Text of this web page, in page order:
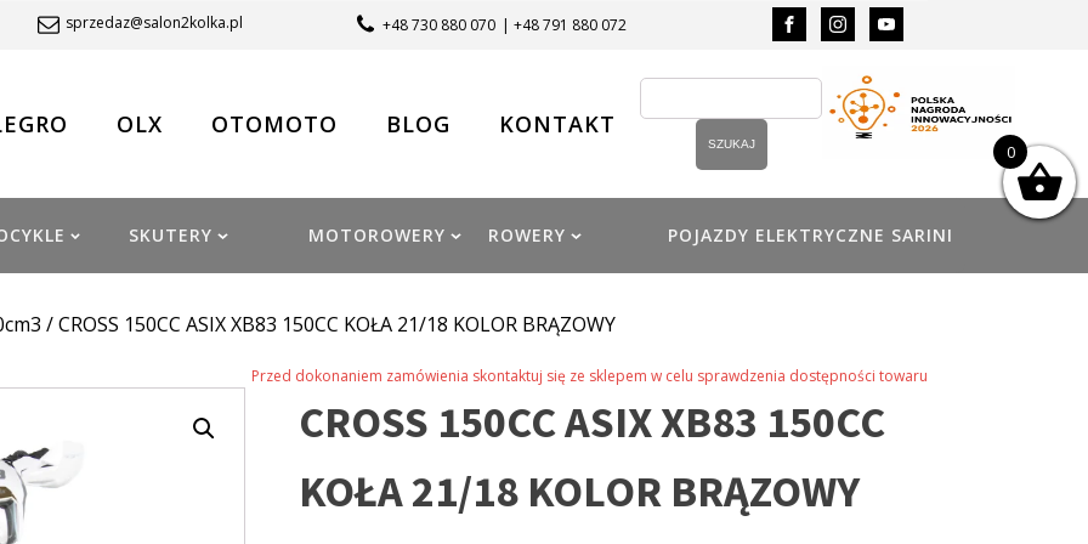
sprzedaz@salon2kolka.pl +48 730 880 070 | +48 791 880 072
OLX OTOMOTO BLOG KONTAKT
SKUTERY MOTOROWERY ROWERY POJAZDY ELEKTRYCZNE SARINI
/ CROSS 150CC ASIX XB83 150CC KOŁA 21/18 KOLOR BRĄZOWY
Przed dokonaniem zamówienia skontaktuj się ze sklepem w celu sprawdzenia dostępności towaru
CROSS 150CC ASIX XB83 150CC
KOŁA 21/18 KOLOR BRĄZOWY
0